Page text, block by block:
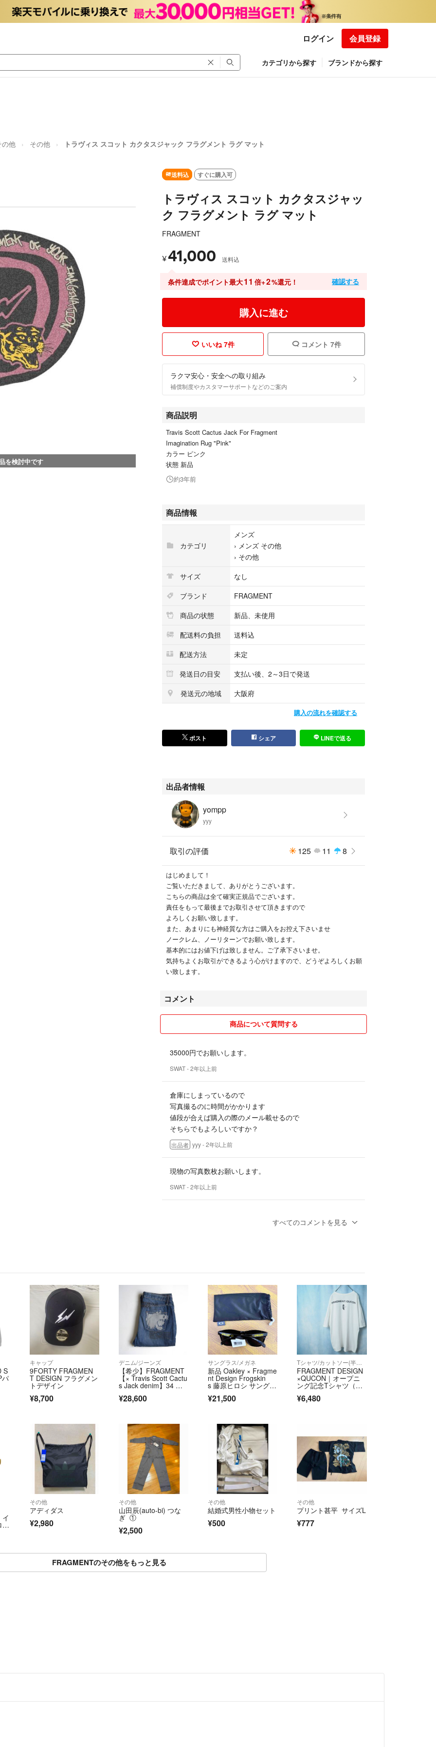
ログイン 会員登録
カテゴリから探す ブランドから探す
の他 その他 トラヴィス スコット カクタスジャック フラグメント ラグ マット
を検討中です
送料込 すぐに購入可
トラヴィス スコット カクタスジャッ
ク フラグメント ラグ マット
FRAGMENT
¥41,000 送料込
条件達成でポイント最大11 倍+2%還元！ 確認する
購入に進む
いいね 7件 コメント 7件
ラクマ安心・安全への取り組み
補償制度やカスタマーサポートなどのご案内
商品説明
Travis Scott Cactus Jack For Fragment
Imagination Rug "Pink"
カラー ピンク
状態 新品
約3年前
商品情報
カテゴリ
メンズ
› メンズ その他
› その他
サイズ
なし
ブランド
FRAGMENT
商品の状態
新品、未使用
配送料の負担
送料込
配送方法
未定
発送日の目安
支払い後、2～3日で発送
発送元の地域
大阪府
購入の流れを確認する
ポスト シェア LINEで送る
出品者情報
yompp
yyy
取引の評価 125 11 8
はじめまして！
ご覧いただきまして、ありがとうございます。
こちらの商品は全て確実正規品でございます。
責任をもって最後までお取引させて頂きますので
よろしくお願い致します。
また、あまりにも神経質な方はご購入をお控え下さいませ
ノークレム、ノーリターンでお願い致します。
基本的にはお値下げは致しません。ご了承下さいませ。
気持ちよくお取引ができるよう心がけますので、どうぞよろしくお願
い致します。
コメント
商品について質問する
35000円でお願いします。
SWAT- 2年以上前
倉庫にしまっているので
写真撮るのに時間がかかります
値段が合えば購入の際のメール載せるので
そちらでもよろしいですか？
出品者 yyy- 2年以上前
現物の写真数枚お願いします。
SWAT- 2年以上前
SWAT- 2年以上前
40000円でどうでしょうか？
出品者 - 2年以上前
こんにちは。購入を検討しているのですがお値下げしていた
だくことは可能でしょうか？よろしくお願いいたします。
SWAT - 2年以上前
すべてのコメントを見る
S
パ
キャップ
9FORTY FRAGMEN
T DESIGN フラグメン
トデザイン
¥8,700
デニム/ジーンズ
【希少】FRAGMENT
【× Travis Scott Cactu
s Jack denim】34 フ
ススコット デニムパ
¥28,600
サングラス/メガネ
新品 Oakley × Fragme
nt Design Frogskin
s 藤原ヒロシ サングラ
¥21,500
FRAGMENT DESIGN
×QUCON｜オープニ
ング記念Tシャツ（X
¥6,480
コ
その他
アディダス
¥2,980
その他
山田辰(auto-bi) つな
ぎ ①
¥2,500
その他
結婚式男性小物セット
¥500
その他
プリント甚平 サイズL
¥777
FRAGMENTのその他をもっと見る